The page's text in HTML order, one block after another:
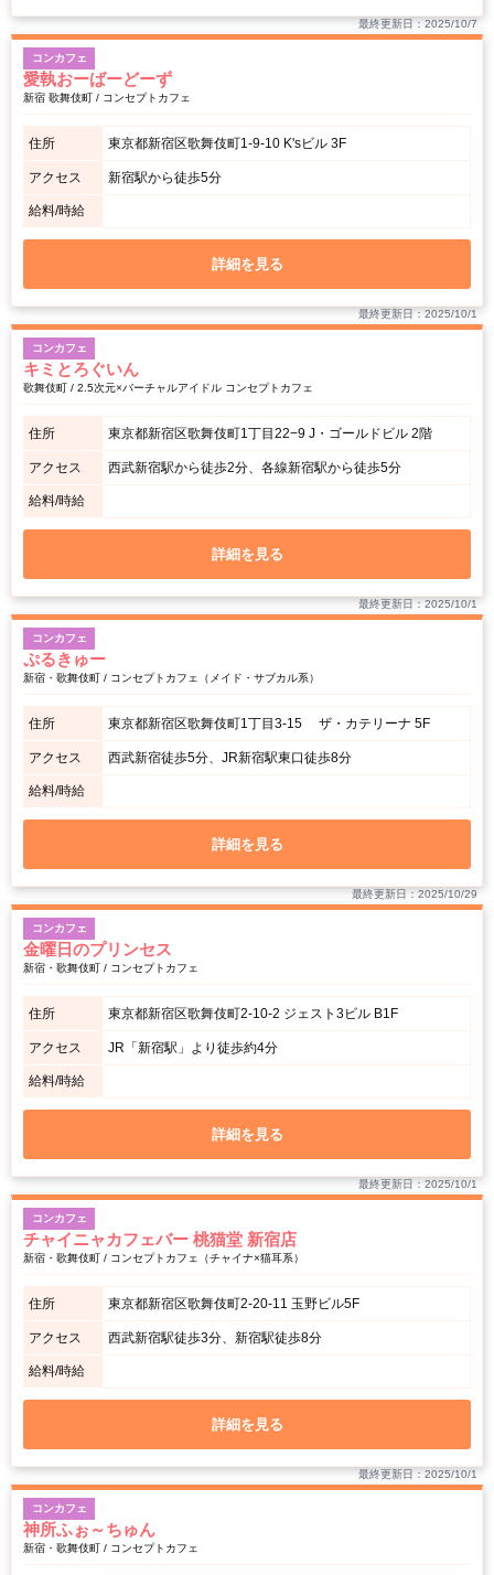
最終更新日：2025/10/7
コンカフェ
愛執おーばーどーず
新宿 歌舞伎町 / コンセプトカフェ
住所 東京都新宿区歌舞伎町1-9-10 K'sビル 3F
アクセス 新宿駅から徒歩5分
給料/時給
詳細を見る
最終更新日：2025/10/1
コンカフェ
キミとろぐいん
歌舞伎町 / 2.5次元×バーチャルアイドル コンセプトカフェ
住所 東京都新宿区歌舞伎町1丁目22−9 J・ゴールドビル 2階
アクセス 西武新宿駅から徒歩2分、各線新宿駅から徒歩5分
給料/時給
詳細を見る
最終更新日：2025/10/1
コンカフェ
ぷるきゅー
新宿・歌舞伎町 / コンセプトカフェ（メイド・サブカル系）
住所 東京都新宿区歌舞伎町1丁目3-15 ザ・カテリーナ 5F
アクセス 西武新宿徒歩5分、JR新宿駅東口徒歩8分
給料/時給
詳細を見る
最終更新日：2025/10/29
コンカフェ
金曜日のプリンセス
新宿・歌舞伎町 / コンセプトカフェ
住所 東京都新宿区歌舞伎町2-10-2 ジェスト3ビル B1F
アクセス JR「新宿駅」より徒歩約4分
給料/時給
詳細を見る
最終更新日：2025/10/1
コンカフェ
チャイニャカフェバー 桃猫堂 新宿店
新宿・歌舞伎町 / コンセプトカフェ（チャイナ×猫耳系）
住所 東京都新宿区歌舞伎町2-20-11 玉野ビル5F
アクセス 西武新宿駅徒歩3分、新宿駅徒歩8分
給料/時給
詳細を見る
最終更新日：2025/10/1
コンカフェ
神所ふぉ～ちゅん
新宿・歌舞伎町 / コンセプトカフェ